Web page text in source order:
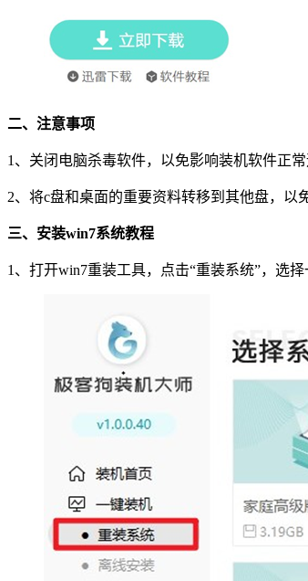
二、注意事项
1 、关闭电脑杀毒软件，以免影响装机软件正常
2、将c盘和桌面的重要资料转移到其他盘，以
三、安装win7系统教程
1 、打开win7重装工具，点击“重装系统”，选择